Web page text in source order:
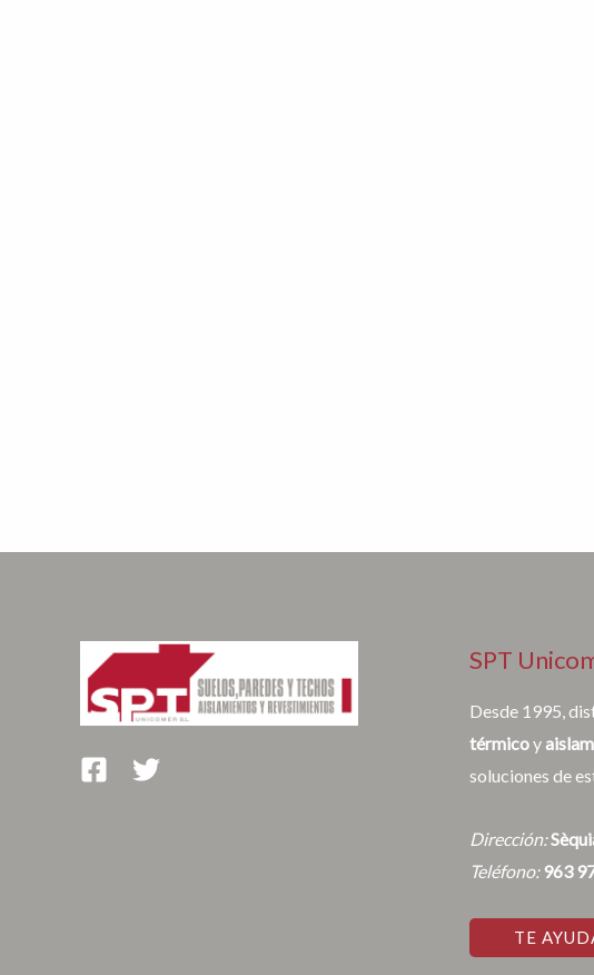
SPT
Desde 1995,
térmicoy
soluciones de
Dirección:
Teléfono: 963
TE